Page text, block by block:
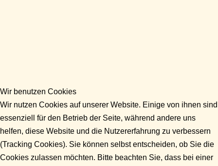
Wir benutzen Cookies
Wir nutzen Cookies auf unserer Website. Einige von ihnen sind
essenziell für den Betrieb der Seite, während andere uns
helfen, diese Website und die Nutzererfahrung zu verbessern
(Tracking Cookies). Sie können selbst entscheiden, ob Sie die
Cookies zulassen möchten. Bitte beachten Sie, dass bei einer